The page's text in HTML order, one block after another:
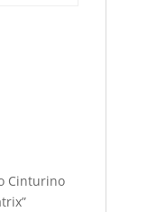
Cinturino